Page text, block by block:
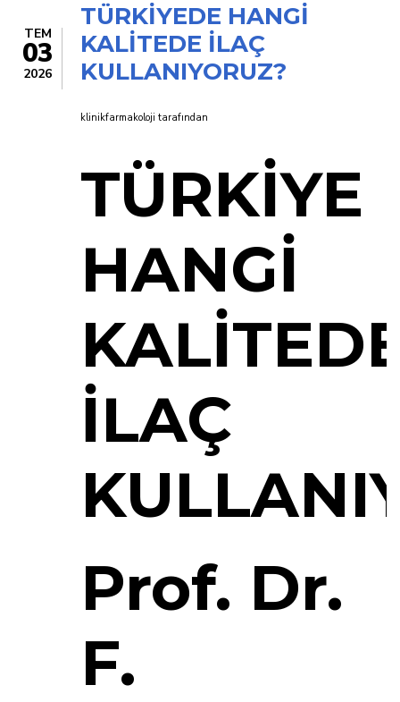
TEM
03
2026
TÜRKİYEDE HANGİ
KALİTEDE İLAÇ
KULLANIYORUZ?
klinikfarmakoloji tarafından
TÜRKİYE
HANGİ
İLAÇ
Prof. Dr.
F.